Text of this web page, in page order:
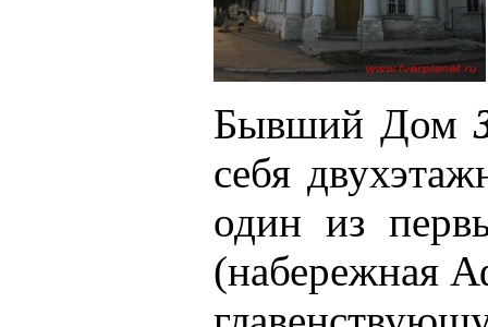
Бывший Дом
себя
один из
(набережная